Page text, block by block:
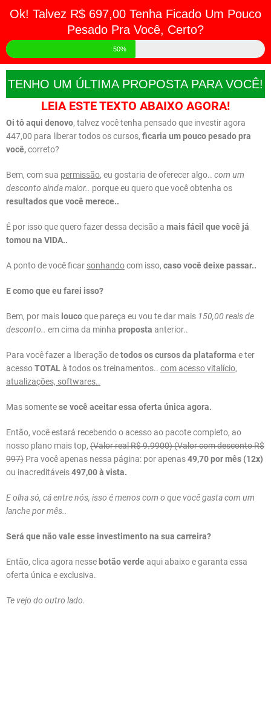
Ok! Talvez R$ 697,00 Tenha Ficado Um Pouco
Pesado Pra Você, Certo?
50%
TENHO UM ÚLTIMA PROPOSTA PARA VOCÊ!
LEIA ESTE TEXTO ABAIXO AGORA!
Oi tô aqui denovo, talvez você tenha pensado que investir agora
447,00 para liberar todos os cursos, ficaria um pouco pesado pra
você,correto?
Bem, com sua permissão, eu gostaria de oferecer algo.. com um
desconto ainda maior.. porque eu quero que você obtenha os
resultados que você merece..
É por isso que quero fazer dessa decisão a mais fácil que você já
tomou na VIDA..
A ponto de você ficar sonhandocom isso, caso você deixe passar..
E como que eu farei isso?
Bem, por mais loucoque pareça eu vou te dar mais 150,00 reais de
desconto.. em cima da minha proposta anterior..
Para você fazer a liberação detodos os cursos da plataforma e ter
acessoTOTALà todos os treinamentos.. com acesso vitalício,
atualizações, softwares..
Mas somentese você aceitar essa oferta única agora.
Então, você estará recebendo o acesso ao pacote completo, ao
nosso plano mais top, (Valor real R$ 9.9900) (Valor com desconto R$
997) Pra você apenas nessa página: por apenas49,70 por mês (12x)
ou inacreditáveis497,00 à vista.
E olha só, cá entre nós, isso é menos com o que você gasta com um
lanche por mês..
Será que não vale esse investimento na sua carreira?
Então, clica agora nesse botão verdeaqui abaixo e garanta essa
oferta única e exclusiva.
Te vejo do outro lado.